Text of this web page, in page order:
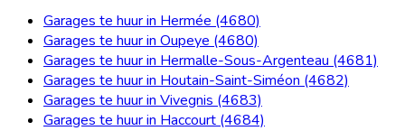
Garages te huur in Hermée (4680)
Garages te huur in Oupeye (4680)
Garages te huur in Hermalle-Sous-Argenteau (4681)
Garages te huur in Houtain-Saint-Siméon (4682)
Garages te huur in Vivegnis (4683)
Garages te huur in Haccourt (4684)